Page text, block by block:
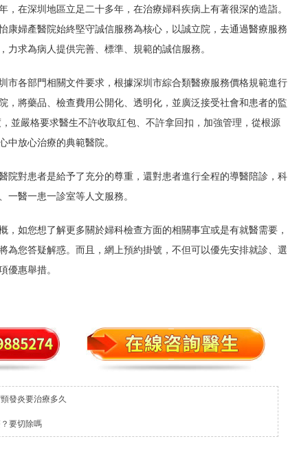
，在深圳地區立足二十多年，在治療婦科疾病上有著很深的造詣。
康婦產醫院始終堅守誠信服務為核心，以誠立院，去通過醫療服務
力求為病人提供完善、標準、規範的誠信服務。
市各部門相關文件要求，根據深圳市綜合類醫療服務價格規範進行
，將藥品、檢查費用公開化、透明化，並廣泛接受社會和患者的監
並嚴格要求醫生不許收取紅包、不許拿回扣，加強管理，從根源
中放心治療的典範醫院。
院對患者是給予了充分的尊重，還對患者進行全程的導醫陪診，科
一醫一患一診室等人文服務。
，如您想了解更多關於婦科檢查方面的相關事宜或是有就醫需要，
為您答疑解惑。而且，網上預約掛號，不但可以優先安排就診、選
優惠舉措。
發炎要治療多久
要切除嗎